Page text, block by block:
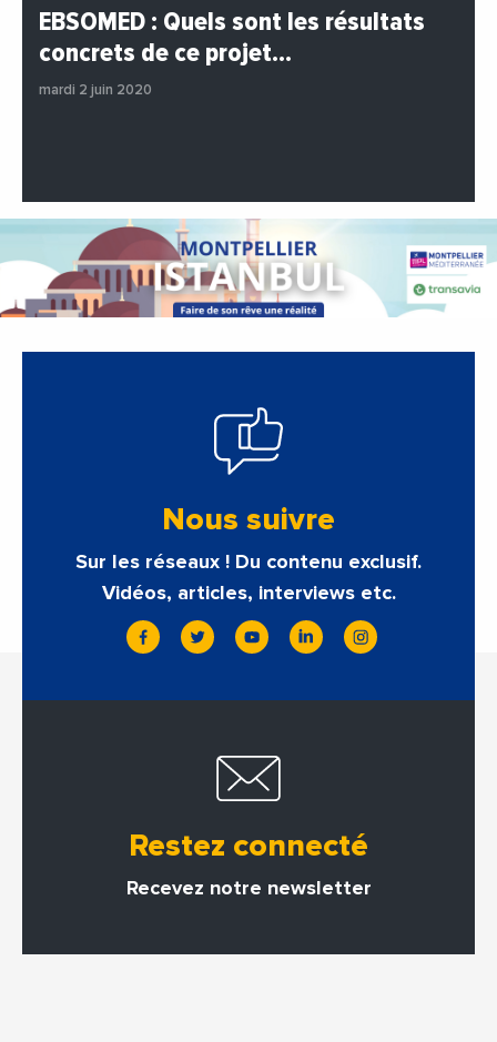
#BuzzNews
#Decideurs
#Entreprises
#Institutions
EBSOMED : Quels sont les résultats
concrets de ce projet…
mardi 2 juin 2020
Nous suivre
Sur les réseaux ! Du contenu exclusif.
Vidéos, articles, interviews etc.
Restez connecté
Recevez notre newsletter